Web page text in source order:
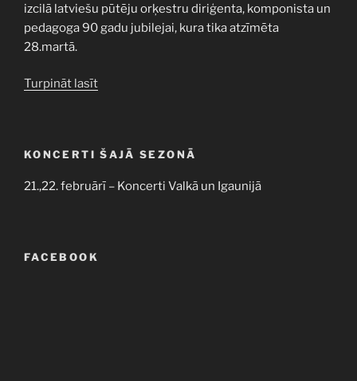
izcilā latviešu pūtēju orķestru diriģenta, komponista un
pedagoga 90 gadu jubilejai, kura tika atzīmēta
28.martā.
Turpināt lasīt“Latvijas
sasniegumi
Starptautiskajā
KONCERTI ŠAJĀ SEZONĀ
21.,22. februārī – Koncerti Valkā un Igaunijā
FACEBOOK